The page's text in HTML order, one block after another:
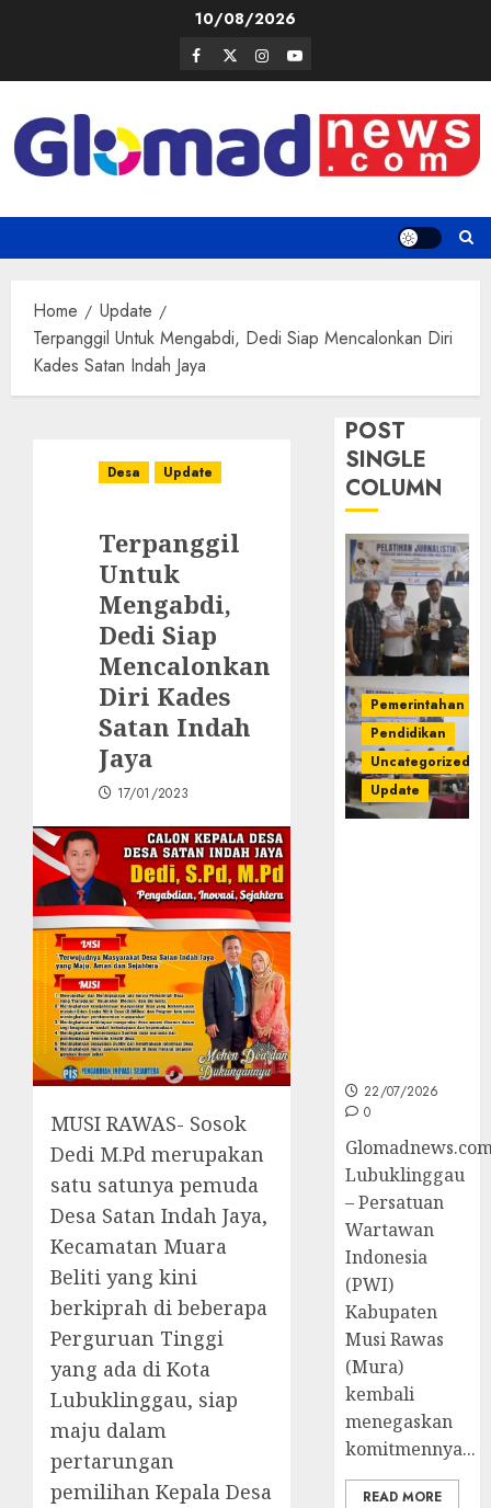
10/08/2026
Facebook
TwitterInstagram
Youtube
Home
Update
Terpanggil Untuk Mengabdi, Dedi Siap Mencalonkan Diri
Kades Satan Indah Jaya
Desa Update
Terpanggil
Untuk
Mengabdi,
Dedi Siap
Mencalonkan
Diri Kades
Satan Indah
Jaya
17/01/2023
MUSI RAWAS- Sosok
Dedi M.Pd merupakan
satu satunya pemuda
Desa Satan Indah Jaya,
Kecamatan Muara
Beliti yang kini
berkiprah di beberapa
Perguruan Tinggi
yang ada di Kota
Lubuklinggau, siap
maju dalam
pertarungan
pemilihan Kepala Desa
POST
SINGLE
COLUMN
Pemerintahan
Pendidikan
Uncategorized
Update
22/07/2026
0
Lubuklinggau
– Persatuan
Wartawan
Indonesia
(PWI)
Kabupaten
Musi Rawas
(Mura)
kembali
menegaskan
komitmennya...
READ MORE